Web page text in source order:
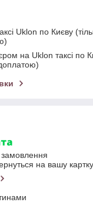
Uklon по Києву
на Uklon таксі по
на вашу картку